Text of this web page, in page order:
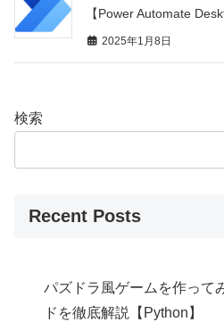
【Power Automate
2025年1月8日
検索
Recent Posts
パズドラ風ゲームを作って
ドを徹底解説【Python】